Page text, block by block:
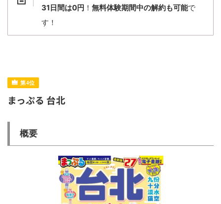
31日間は0円 ！ 無料体験期間中の解約も可能で
す！
まっぷる 台北
概要